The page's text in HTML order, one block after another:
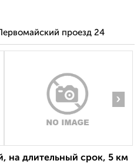
проезд 24
›
на длительный срок, 5 км